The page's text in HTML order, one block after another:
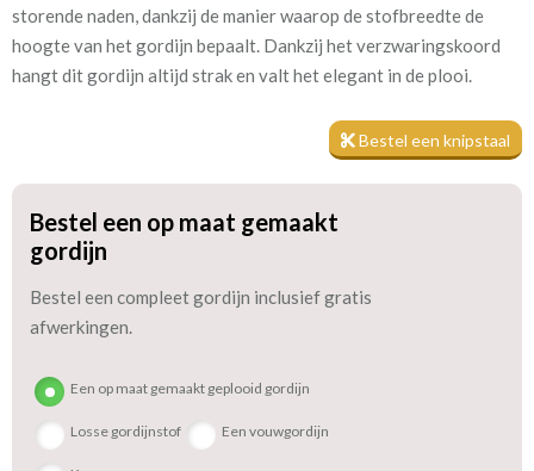
Materiaal: Polyester
Twijfel je over de stof? Je kunt gemakkelijk een knipstaal
bestellen om de textuur en kleur te beoordelen voordat je jouw
op maat gemaakte gordijn bestelt. De staaltjes worden snel
Voor vragen of extra informatie sta ik altijd voor je klaar. Ontdek
de schoonheid van Vesta en geef jouw ruimte een vleugje
We hebben bijna alle stoffen op voorraad, bestel daarom gerust
storende naden, dankzij de manier waarop de stofbreedte de
hoogte van het gordijn bepaalt. Dankzij het verzwaringskoord
hangt dit gordijn altijd strak en valt het elegant in de plooi.
Bestel een knipstaal
Bestel een op maat gemaakt
gordijn
Bestel een compleet gordijn inclusief gratis
afwerkingen.
Een op maat gemaakt geplooid gordijn
Losse gordijnstof Een vouwgordijn